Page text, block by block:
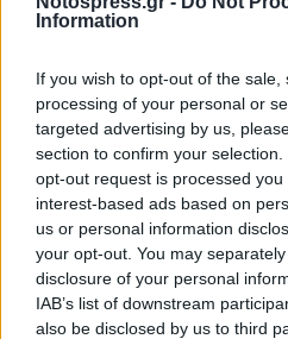
Information
If you wish to opt-out of the
processing of your personal or
targeted advertising by us,
section to confirm your
opt-out request is processed
interest-based ads based on
us or personal information
your opt-out. You may
disclosure of your personal
IAB’s list of downstream
also be disclosed by us to third
TAGS: ΕΛΑΙΟΛΑΔΟ ΙΤΑΛΙΑ